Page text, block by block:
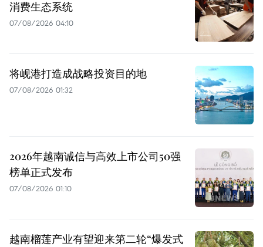
消费生态系统
07/08/2026 04:10
将岘港打造成战略投资目的地
07/08/2026 01:32
2026年越南诚信与高效上市公司50强
榜单正式发布
07/08/2026 01:10
越南榴莲产业有望迎来第二轮“爆发式